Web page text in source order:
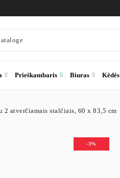
Prieškambaris Biuras Kėdės
2 atverčiamais stalčiais, 60 x 83,5 cm
-3%